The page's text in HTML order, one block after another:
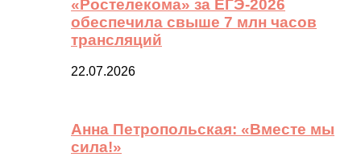
«Ростелекома» за ЕГЭ-2026
обеспечила свыше 7 млн часов
трансляций
22.07.2026
Анна Петропольская: «Вместе мы
сила!»